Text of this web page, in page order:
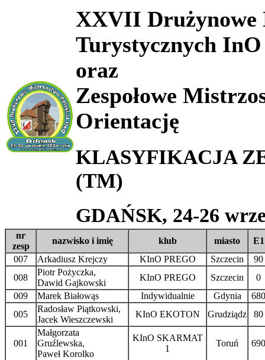
XXVII Drużynowe
Turystycznych InO
oraz
Zespołowe
Orientację
KLASYFIKACJA
(TM)
GDAŃSK, 24-26
nr
zesp
nazwisko i imię klub miasto
E1
007
Arkadiusz Krejczy KInO PREGO Szczecin
90
008
Piotr Pożyczka,
Dawid Gajkowski
KInO PREGO Szczecin
0
009
Marek Białowąs Indywidualnie Gdynia
680
005
Radosław Piątkowski,
Jacek Wieszczewski
KInO EKOTON Grudziądz 80
001
Małgorzata
Gruźlewska,
Paweł Korolko
KInO SKARMAT
1
Toruń 690